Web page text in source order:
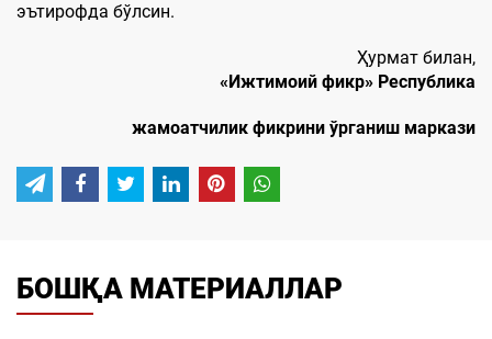
эътирофда бўлсин.
Ҳурмат билан,
«Ижтимоий фикр» Республика
жамоатчилик фикрини ўрганиш маркази
БОШҚА МАТЕРИАЛЛАР